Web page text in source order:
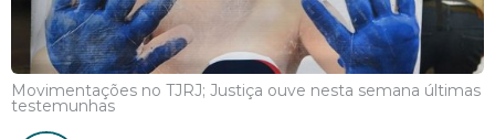
Movimentações no TJRJ; Justiça ouve nesta semana últimas
testemunhas